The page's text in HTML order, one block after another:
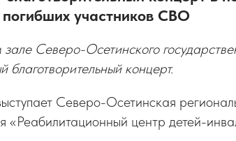
участников СВО
Северо-Осетинского
концерт.
Северо-Осетинская
«Реабилитационный центр детей-